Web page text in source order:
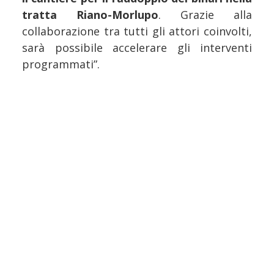
tratta Riano-Morlupo. Grazie alla
collaborazione tra tutti gli attori coinvolti,
sarà possibile accelerare gli interventi
programmati”.